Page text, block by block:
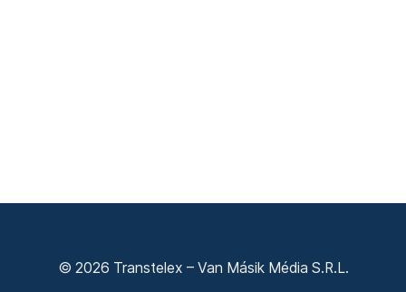
© 2026 Transtelex – Van Másik Média S.R.L.